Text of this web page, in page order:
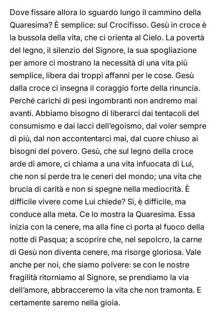
Dove fissare allora lo sguardo lungo il cammino della
Quaresima? È semplice: sul Crocifisso. Gesù in croce è
la bussola della vita, che ci orienta al Cielo. La povertà
del legno, il silenzio del Signore, la sua spogliazione
per amore ci mostrano la necessità di una vita più
semplice, libera dai troppi affanni per le cose. Gesù
dalla croce ci insegna il coraggio forte della rinuncia.
Perché carichi di pesi ingombranti non andremo mai
avanti. Abbiamo bisogno di liberarci dai tentacoli del
consumismo e dai lacci dell’egoismo, dal voler sempre
di più, dal non accontentarci mai, dal cuore chiuso ai
bisogni del povero. Gesù, che sul legno della croce
arde di amore, ci chiama a una vita infuocata di Lui,
che non si perde tra le ceneri del mondo; una vita che
brucia di carità e non si spegne nella mediocrità. È
difficile vivere come Lui chiede? Sì, è difficile, ma
conduce alla meta. Ce lo mostra la Quaresima. Essa
inizia con la cenere, ma alla fine ci porta al fuoco della
notte di Pasqua; a scoprire che, nel sepolcro, la carne
di Gesù non diventa cenere, ma risorge gloriosa. Vale
anche per noi, che siamo polvere: se con le nostre
fragilità ritorniamo al Signore, se prendiamo la via
dell’amore, abbracceremo la vita che non tramonta. E
certamente saremo nella gioia.